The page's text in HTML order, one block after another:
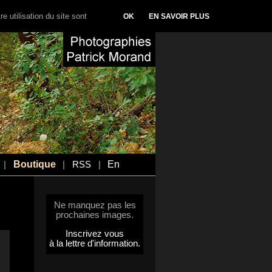
Boutique RSS En
Ne manquez pas les
prochaines images.
Inscrivez vous
à la lettre d'information.
utilisation du site sont OK EN SAVOIR PLUS